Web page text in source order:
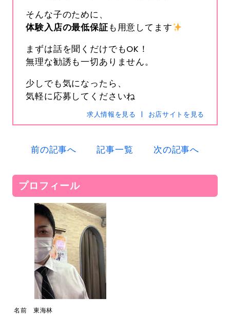
SNSIDs-hanabi
メール
s-hanabi@docomo.ne.jp
プロフィール
名前 東海林
そんな子のために、
体験入店の最低保証も用意してます
まずは話を聞くだけでもOK！
無理な勧誘も一切ありません。
少しでも気になったら、
気軽に応募してくださいね
求人情報を見る お店サイトを見る
前の記事へ 記事一覧 次の記事へ